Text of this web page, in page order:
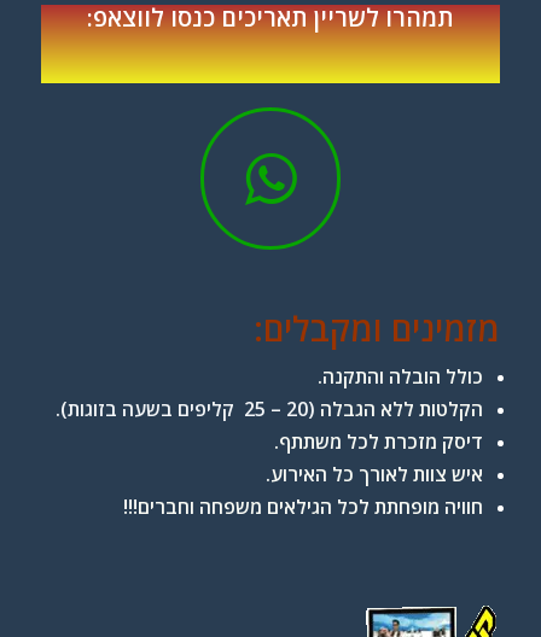
תמהרו לשריין תאריכים כנסו לווצאפ:
מזמינים ומקבלים:
כולל הובלה והתקנה.
הקלטות ללא הגבלה (20 – 25 קליפים בשעה בזוגות).
דיסק מזכרת לכל משתתף.
איש צוות לאורך כל האירוע.
חוויה מופחתת לכל הגילאים משפחה וחברים!!!